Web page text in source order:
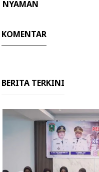
NYAMAN
KOMENTAR
BERITA TERKINI